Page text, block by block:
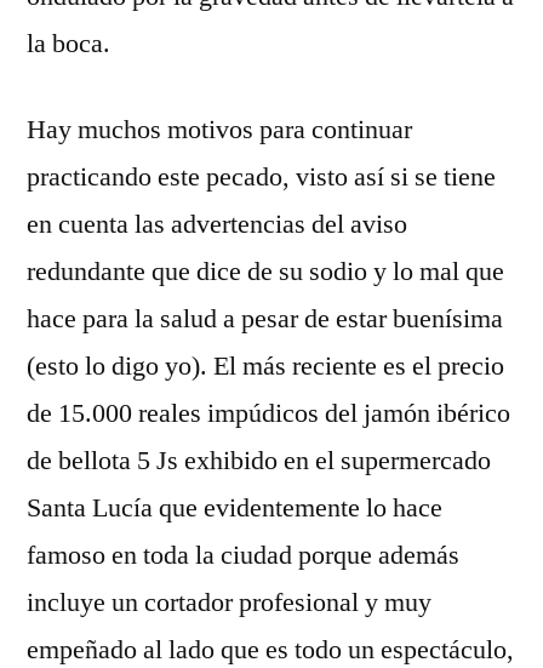
la boca.
Hay muchos motivos para continuar
practicando este pecado, visto así si se tiene
en cuenta las advertencias del aviso
redundante que dice de su sodio y lo mal que
hace para la salud a pesar de estar buenísima
(esto lo digo yo). El más reciente es el precio
de 15.000 reales impúdicos del jamón ibérico
de bellota 5 Js exhibido en el supermercado
Santa Lucía que evidentemente lo hace
famoso en toda la ciudad porque además
incluye un cortador profesional y muy
empeñado al lado que es todo un espectáculo,